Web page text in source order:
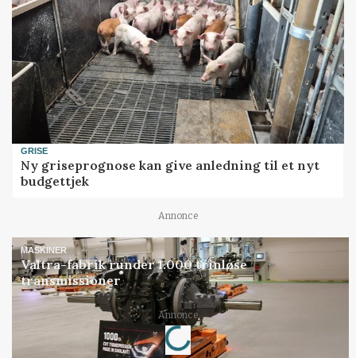
GRISE
Ny griseprognose kan give anledning til et nyt
budgettjek
Annonce
MASKINER
Valtra-fabrik runder 1.000 trinløse
transmissioner
Annonce
Loading...